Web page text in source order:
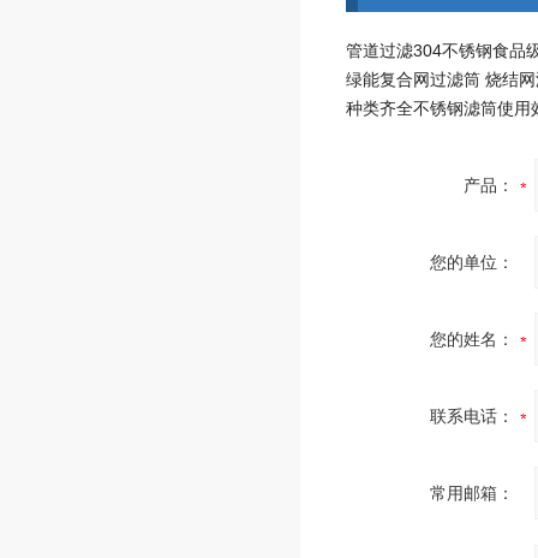
产品：
您的单位：
您的姓名：
联系电话：
常用邮箱：